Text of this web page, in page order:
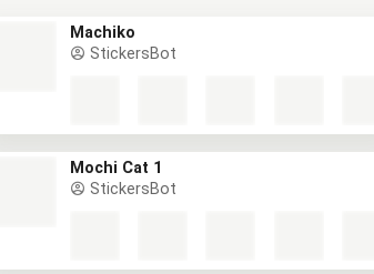
Machiko
StickersBot
Mochi Cat 1
StickersBot